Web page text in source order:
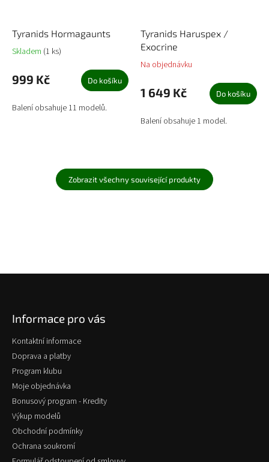
Tyranids Hormagaunts
Skladem (1 ks)
999 Kč Do košíku
Balení obsahuje 11 modelů.
Tyranids Haruspex /
Exocrine
Na objednávku
1 649 Kč Do košíku
Balení obsahuje 1 model.
Zobrazit všechny související produkty
Informace pro vás
Kontaktní informace
Doprava a platby
Program klubu
Moje objednávka
Bonusový program - Kredity
Výkup modelů
Obchodní podmínky
Ochrana soukromí